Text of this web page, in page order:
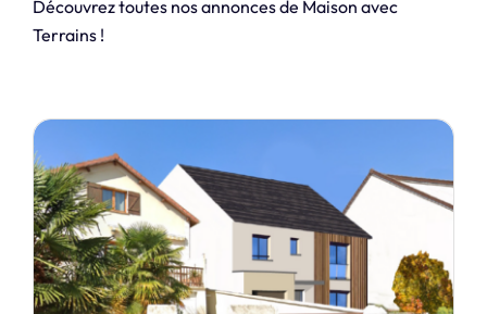
Découvrez toutes nos annonces de Maison avec
Terrains !